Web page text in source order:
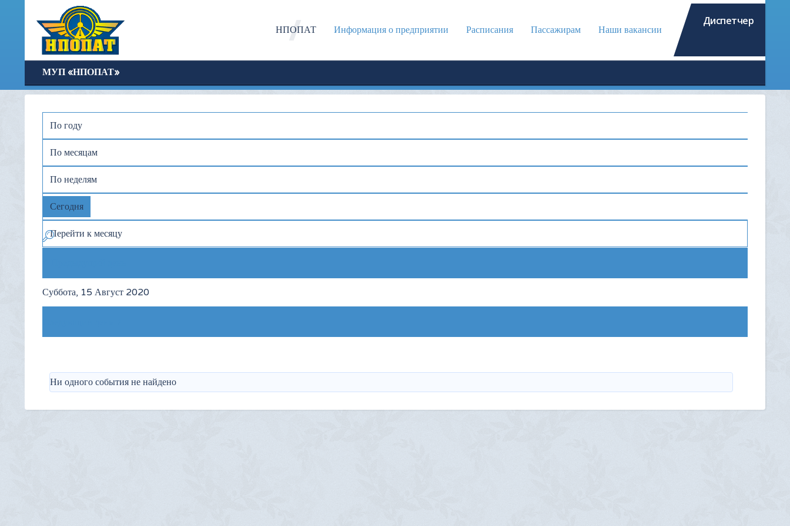
НПОПАТ Информация о предприятии Расписания Пассажирам Наши вакансии
Диспетчер
МУП «НПОПАТ»
По году
По месяцам
По неделям
Сегодня
Перейти к месяцу
Суббота, 15 Август 2020
Ни одного события не найдено